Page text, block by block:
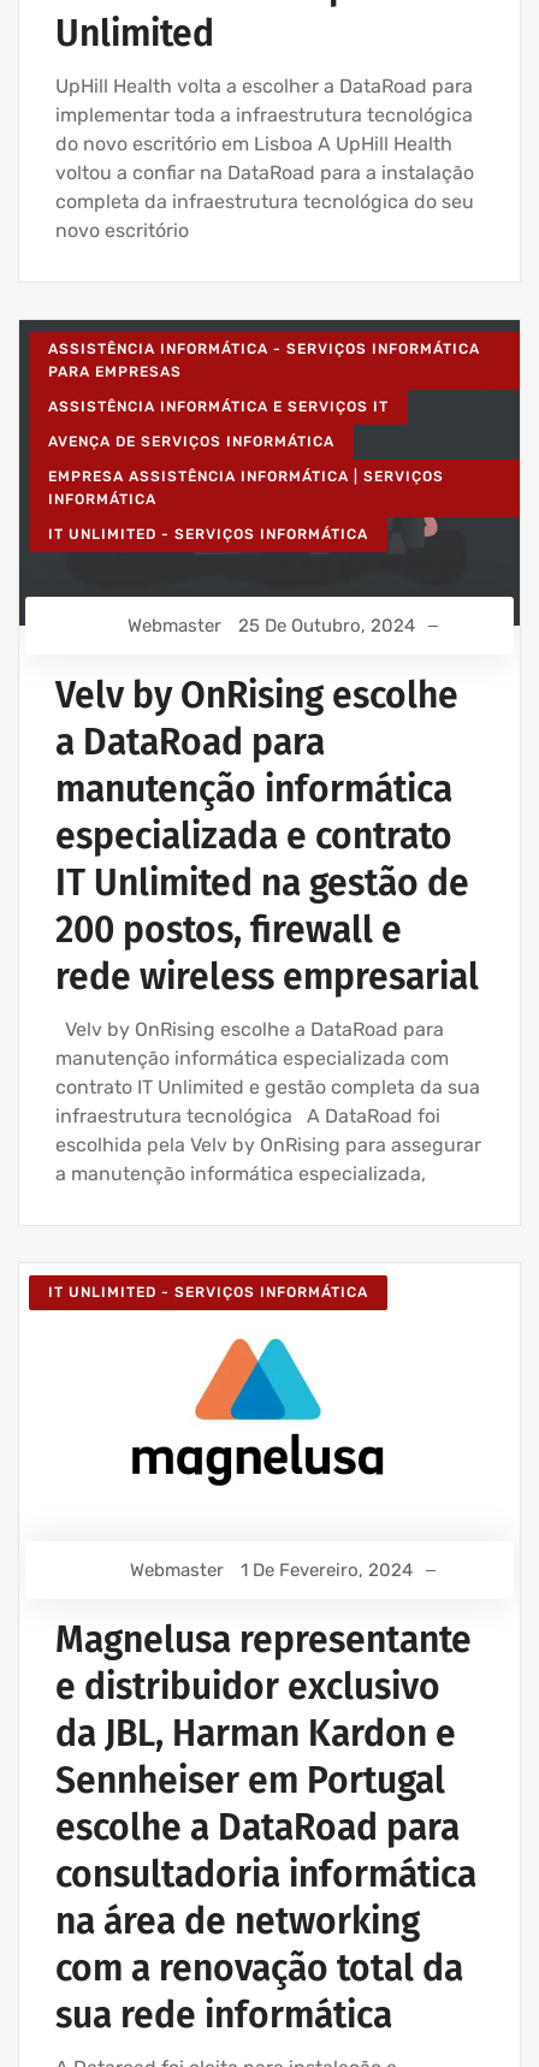
Unlimited
UpHill Health volta a escolher a DataRoad para
implementar toda a infraestrutura tecnológica
do novo escritório em Lisboa A UpHill Health
voltou a confiar na DataRoad para a instalação
completa da infraestrutura tecnológica do seu
novo escritório
ASSISTÊNCIA INFORMÁTICA - SERVIÇOS INFORMÁTICA
PARA EMPRESAS
ASSISTÊNCIA INFORMÁTICA E SERVIÇOS IT
AVENÇA DE SERVIÇOS INFORMÁTICA
EMPRESA ASSISTÊNCIA INFORMÁTICA | SERVIÇOS
INFORMÁTICA
IT UNLIMITED - SERVIÇOS INFORMÁTICA
Webmaster 25 De Outubro, 2024
Velv by OnRising escolhe
a DataRoad para
manutenção informática
especializada e contrato
IT Unlimited na gestão de
200 postos, firewall e
rede wireless empresarial
Velv by OnRising escolhe a DataRoad para
manutenção informática especializada com
contrato IT Unlimited e gestão completa da sua
infraestrutura tecnológica A DataRoad foi
escolhida pela Velv by OnRising para assegurar
a manutenção informática especializada,
IT UNLIMITED - SERVIÇOS INFORMÁTICA
Webmaster 1 De Fevereiro, 2024
Magnelusa representante
e distribuidor exclusivo
da JBL, Harman Kardon e
Sennheiser em Portugal
escolhe a DataRoad para
consultadoria informática
na área de networking
com a renovação total da
sua rede informática